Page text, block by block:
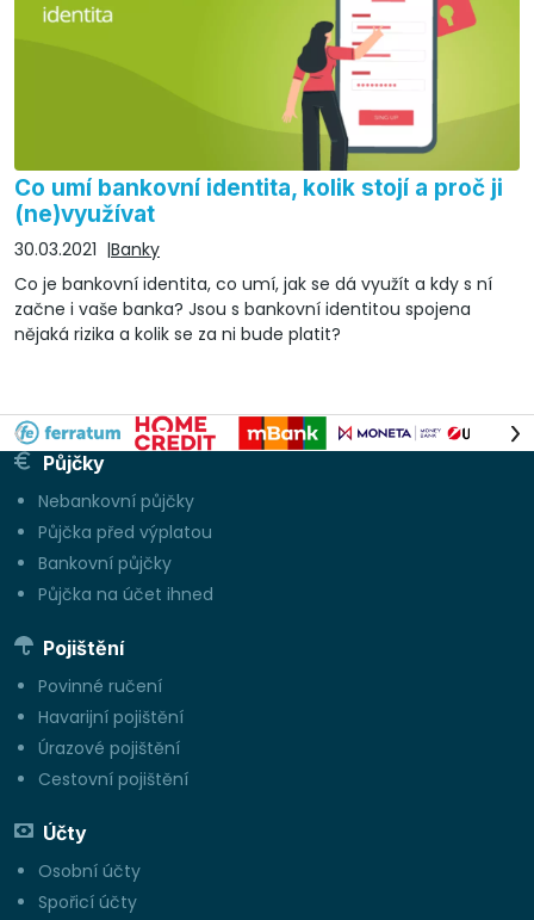
Co umí bankovní identita, kolik stojí a proč ji
(ne)využívat
30.03.2021
Banky
Co je bankovní identita, co umí, jak se dá využít a kdy s ní
začne i vaše banka? Jsou s bankovní identitou spojena
nějaká rizika a kolik se za ni bude platit?
Půjčky
Nebankovní půjčky
Půjčka před výplatou
Bankovní půjčky
Půjčka na účet ihned
Pojištění
Povinné ručení
Havarijní pojištění
Úrazové pojištění
Cestovní pojištění
Účty
Osobní účty
Spořicí účty